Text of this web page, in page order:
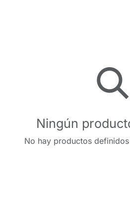
Ningún
No hay productos